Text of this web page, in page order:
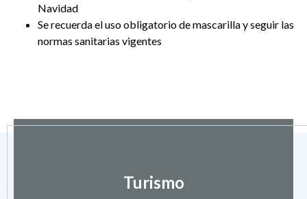
Navidad
Se recuerda el uso obligatorio de mascarilla y seguir las
normas sanitarias vigentes
Turismo